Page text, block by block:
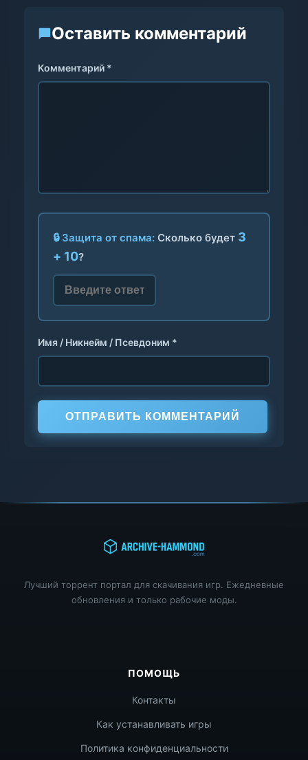
Оставить комментарий
Комментарий *
🔒 Защита от спама: Сколько будет 3
+ 10?
Имя / Никнейм / Псевдоним *
ОТПРАВИТЬ КОММЕНТАРИЙ
Лучший торрент портал для скачивания игр. Ежедневные
обновления и только рабочие моды.
ПОМОЩЬ
Контакты
Как устанавливать игры
Политика конфиденциальности